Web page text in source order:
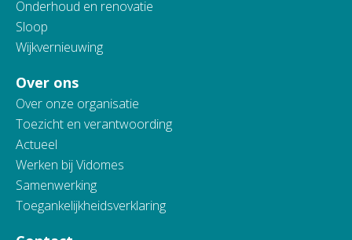
Onderhoud en renovatie
Sloop
Wijkvernieuwing
Over ons
Over onze organisatie
Toezicht en verantwoording
Actueel
Werken bij Vidomes
Samenwerking
Toegankelijkheidsverklaring